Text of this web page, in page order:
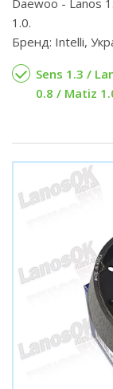
1.0.
Бренд: Intelli,
Sens 1.3 /
0.8 / Matiz